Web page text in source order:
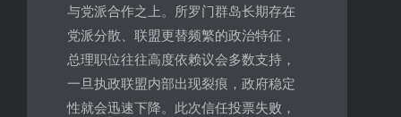
与党派合作之上。所罗门群岛长期存在
党派分散、联盟更替频繁的政治特征，
总理职位往往高度依赖议会多数支持，
一旦执政联盟内部出现裂痕，政府稳定
性就会迅速下降。此次信任投票失败，